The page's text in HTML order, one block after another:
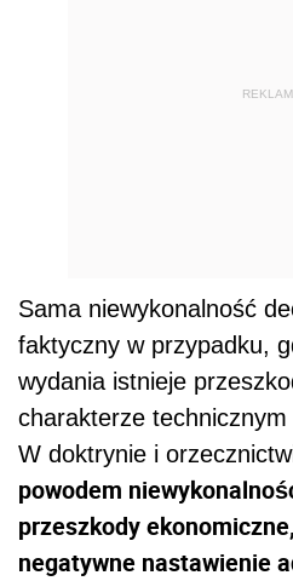
Sama niewykonalność
faktyczny w przypadku,
wydania istnieje
charakterze
W doktrynie i
powodem
przeszkody
negatywne nastawienie